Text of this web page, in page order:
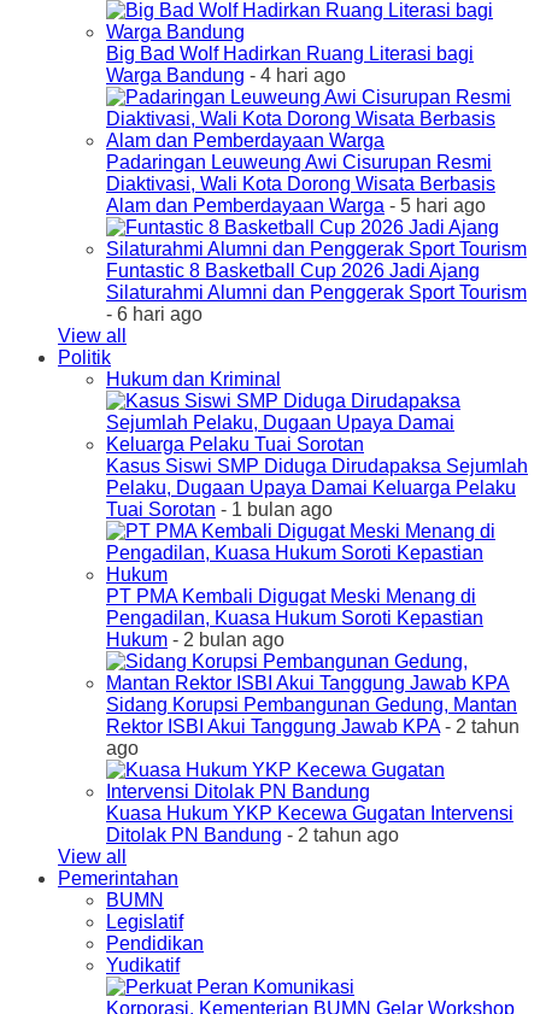
Big Bad Wolf Hadirkan Ruang Literasi bagi
Warga Bandung - 4 hari ago
Padaringan Leuweung Awi Cisurupan Resmi
Diaktivasi, Wali Kota Dorong Wisata Berbasis
Alam dan Pemberdayaan Warga - 5 hari ago
Funtastic 8 Basketball Cup 2026 Jadi Ajang
Silaturahmi Alumni dan Penggerak Sport Tourism
- 6 hari ago
View all
Politik
Hukum dan Kriminal
Kasus Siswi SMP Diduga Dirudapaksa Sejumlah
Pelaku, Dugaan Upaya Damai Keluarga Pelaku
Tuai Sorotan - 1 bulan ago
PT PMA Kembali Digugat Meski Menang di
Pengadilan, Kuasa Hukum Soroti Kepastian
Hukum - 2 bulan ago
Sidang Korupsi Pembangunan Gedung, Mantan
Rektor ISBI Akui Tanggung Jawab KPA- 2 tahun
ago
Kuasa Hukum YKP Kecewa Gugatan Intervensi
Ditolak PN Bandung - 2 tahun ago
View all
Pemerintahan
BUMN
Legislatif
Pendidikan
Yudikatif